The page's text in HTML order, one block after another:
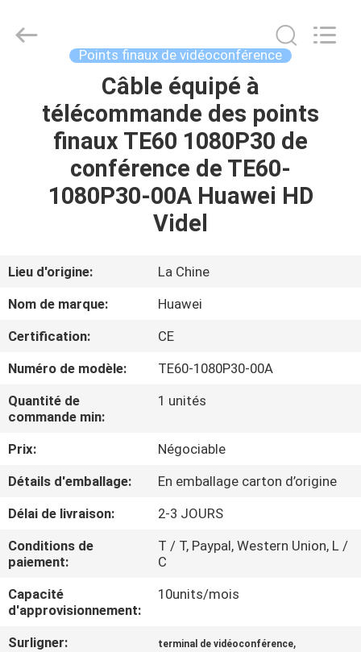
MAISON
PRODUITS
À
DE
NOUS
VISITE
DE
L'USINE
CONTRÔLE
DE
LA
QUALITÉ
Equipment
Points finaux de vidéoconférence
Câble équipé à
télécommande des points
finaux TE60 1080P30 de
conférence de TE60-
1080P30-00A Huawei HD
Videl
Lieu d'origine:
La Chine
Nom de marque:
Huawei
Certification:
CE
Numéro de modèle:
TE60-1080P30-00A
Quantité de
commande min:
1 unités
Prix:
Négociable
Détails d'emballage:
En emballage carton d’origine
Délai de livraison:
2-3 JOURS
Conditions de
paiement:
T / T, Paypal, Western Union, L /
C
Capacité
d'approvisionnement:
10units/mois
Surligner: terminal de vidéoconférence,